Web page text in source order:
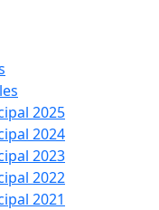
2025
2024
2023
2022
2021